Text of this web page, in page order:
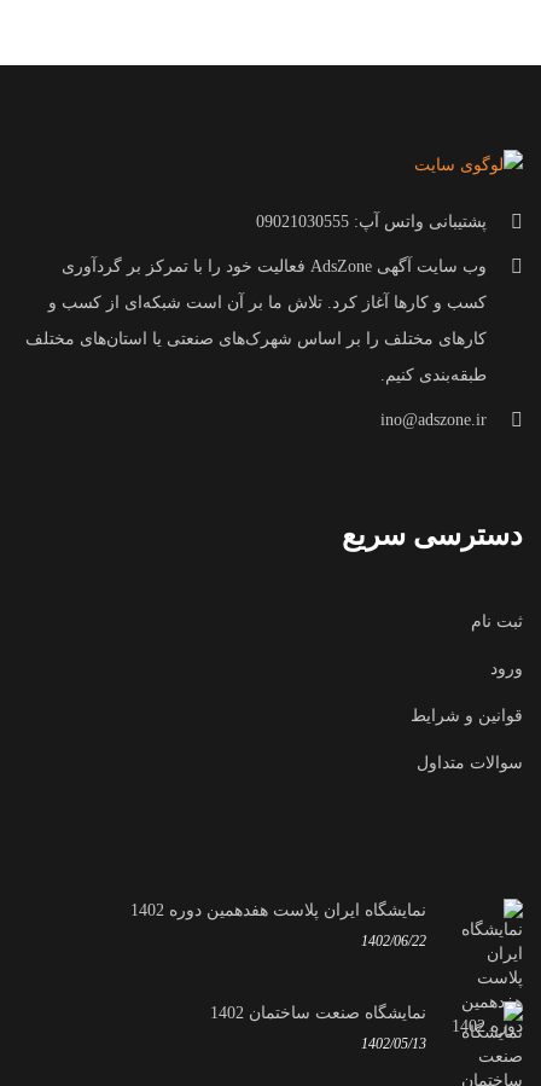
پشتیبانی واتس آپ: 09021030555
وب سایت آگهی AdsZone فعالیت خود را با تمرکز بر گردآوری
کسب و کارها آغاز کرد. تلاش ما بر آن است شبکه‌ای از کسب و
کارهای مختلف را بر اساس شهرک‌های صنعتی یا استان‌های مختلف
طبقه‌بندی کنیم.
ino@adszone.ir
دسترسی سریع
ثبت نام
ورود
قوانین و شرایط
سوالات متداول
نمایشگاه ایران پلاست هفدهمین دوره 1402
1402/06/22
نمایشگاه صنعت ساختمان 1402
1402/05/13